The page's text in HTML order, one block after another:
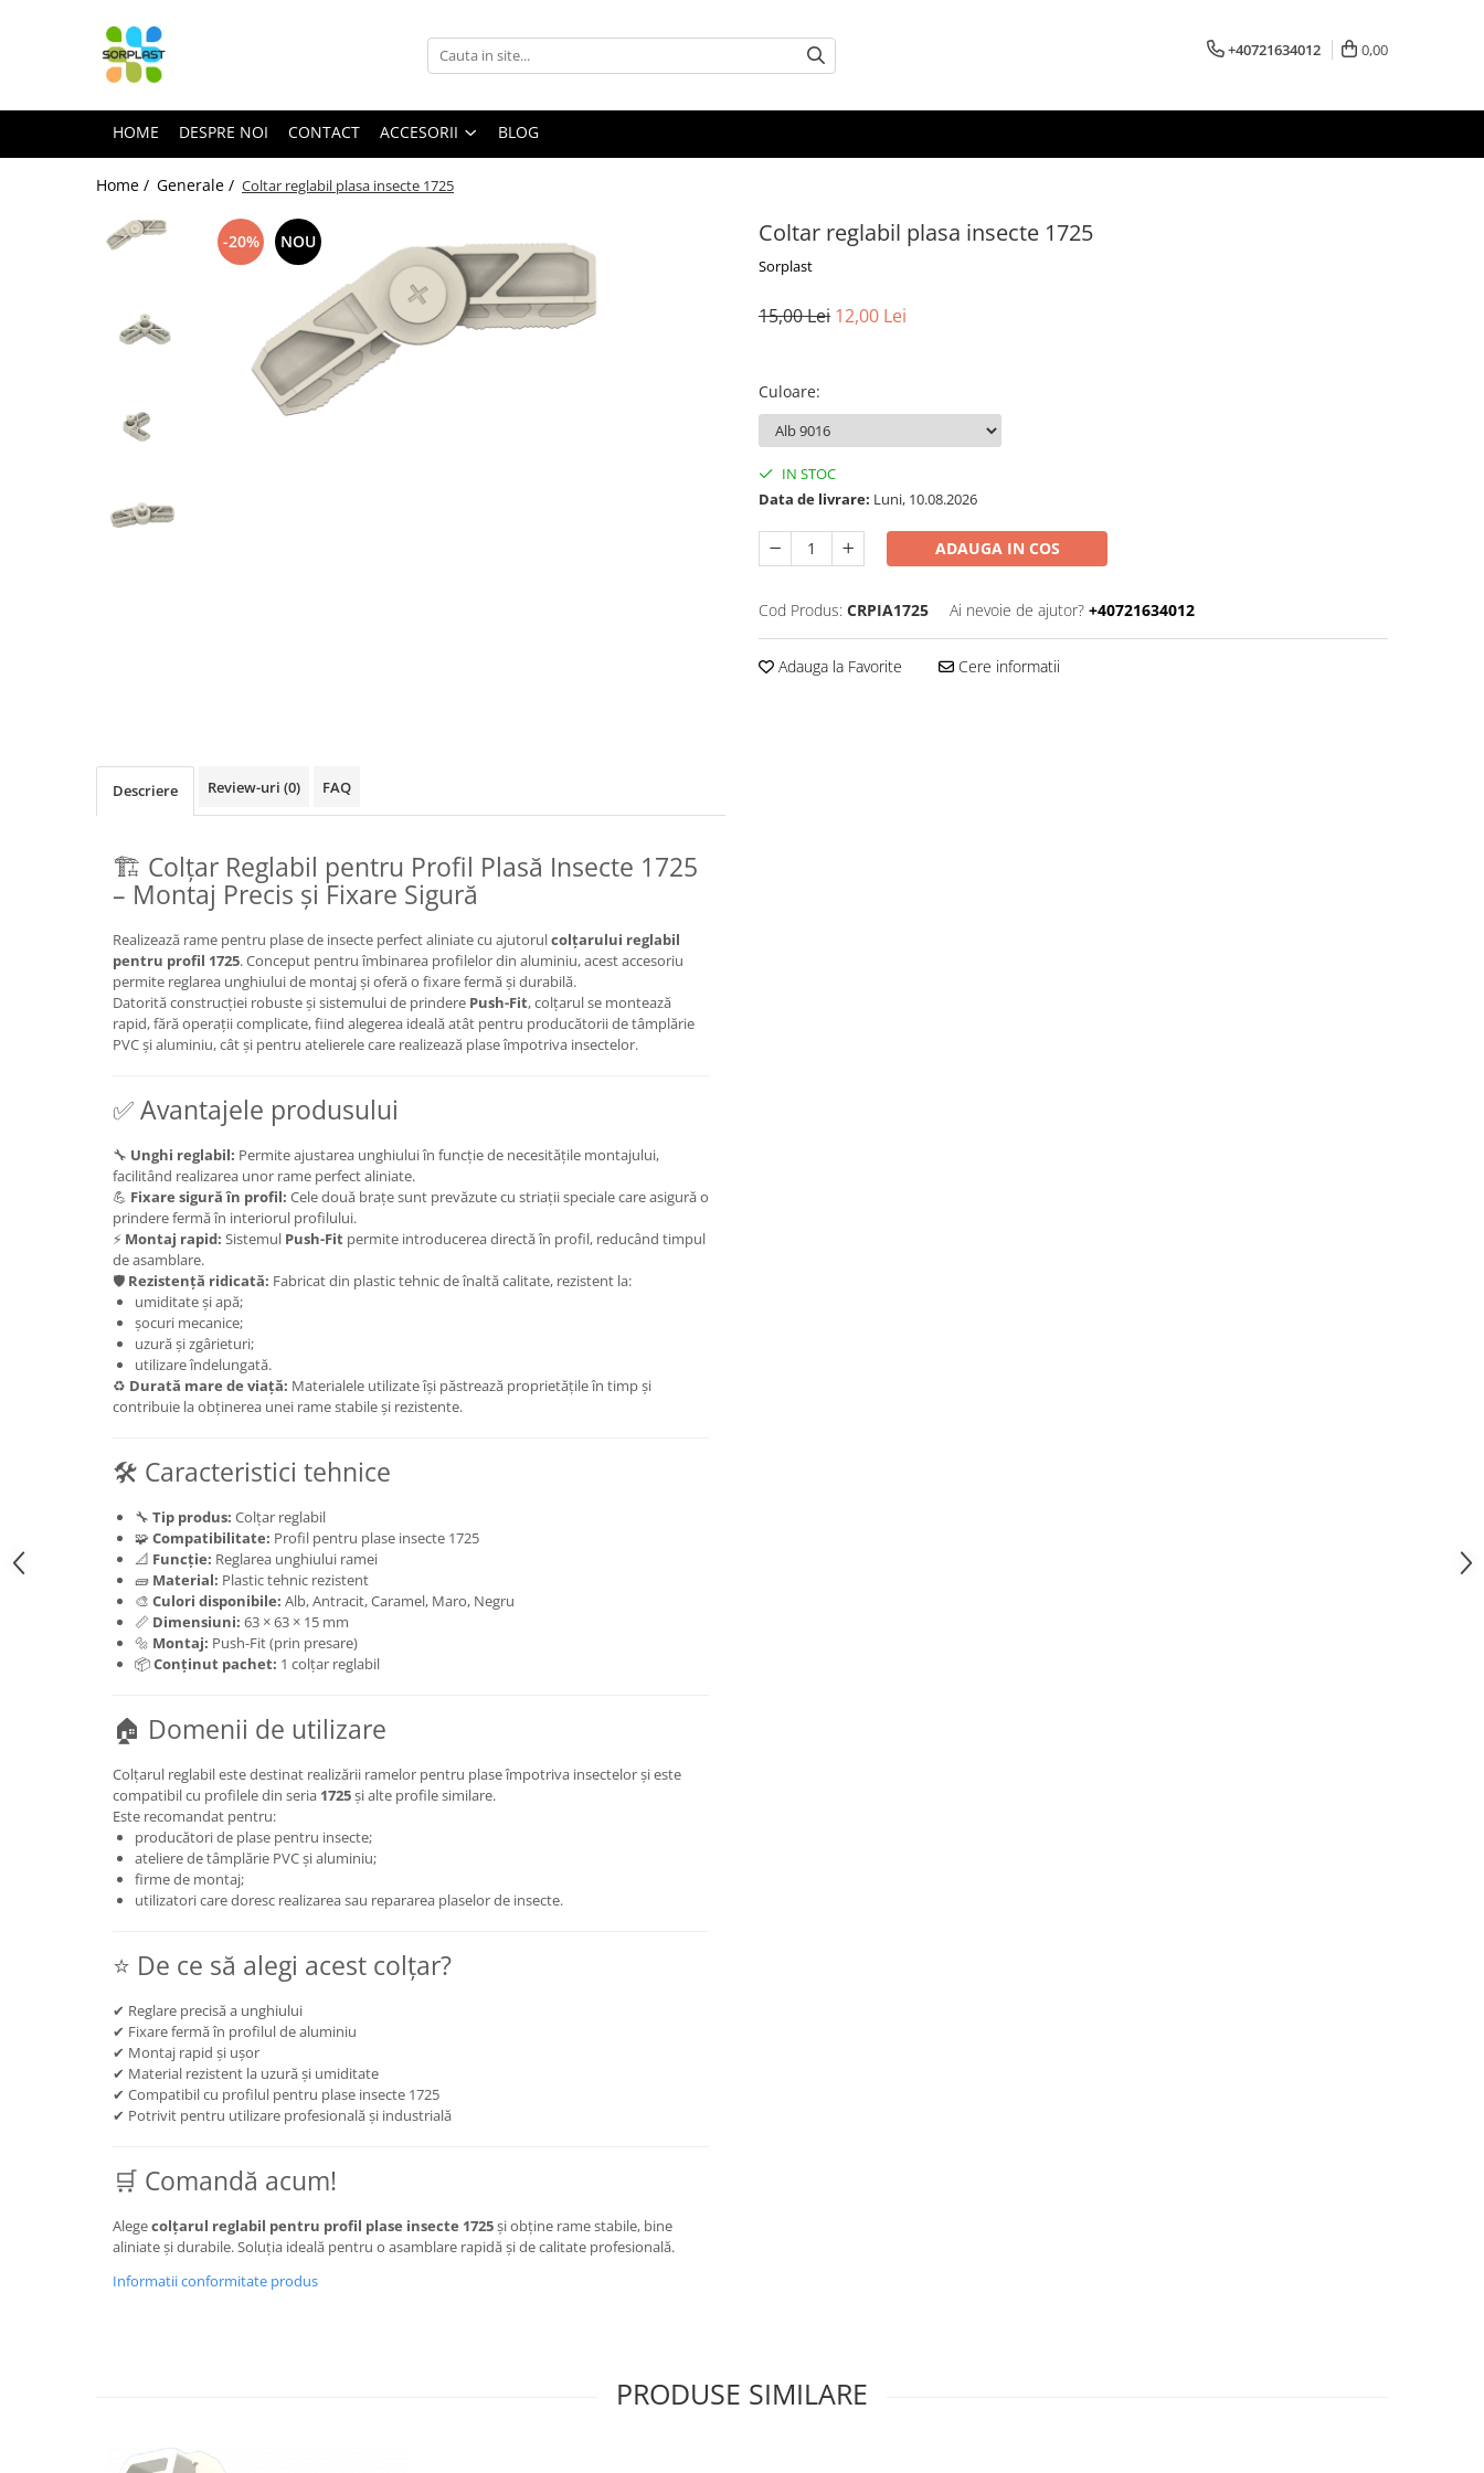
Accesorii
Somiere
+40721634012 0,00
HOME DESPRE NOI CONTACT ACCESORII BLOG
Home / Generale / Coltar reglabil plasa insecte 1725
Coltar reglabil plasa insecte 1725
Sorplast
-20% NOU
15,00 Lei 12,00 Lei
Culoare:
IN STOC
Data de livrare: Luni, 10.08.2026
ADAUGA IN COS
Cod Produs: CRPIA1725 Ai nevoie de ajutor? +40721634012
Adauga la Favorite Cere informatii
Descriere Review-uri (0) FAQ
🏗️ Colțar Reglabil pentru Profil Plasă Insecte 1725
– Montaj Precis și Fixare Sigură
Realizează rame pentru plase de insecte perfect aliniate cu ajutorulcolțarului reglabil
pentru profil 1725. Conceput pentru îmbinarea profilelor din aluminiu, acest accesoriu
permite reglarea unghiului de montaj și oferă o fixare fermă și durabilă.
Datorită construcției robuste și sistemului de prindere Push-Fit, colțarul se montează
rapid, fără operații complicate, fiind alegerea ideală atât pentru producătorii de tâmplărie
PVC și aluminiu, cât și pentru atelierele care realizează plase împotriva insectelor.
✅ Avantajele produsului
🔧 Unghi reglabil: Permite ajustarea unghiului în funcție de necesitățile montajului,
facilitând realizarea unor rame perfect aliniate.
💪 Fixare sigură în profil: Cele două brațe sunt prevăzute cu striații speciale care asigură o
prindere fermă în interiorul profilului.
⚡ Montaj rapid: Sistemul Push-Fit permite introducerea directă în profil, reducând timpul
de asamblare.
🛡️ Rezistență ridicată: Fabricat din plastic tehnic de înaltă calitate, rezistent la:
umiditate și apă;
șocuri mecanice;
uzură și zgârieturi;
utilizare îndelungată.
♻️ Durată mare de viață: Materialele utilizate își păstrează proprietățile în timp și
contribuie la obținerea unei rame stabile și rezistente.
🛠️ Caracteristici tehnice
🔧 Tip produs: Colțar reglabil
🧩Compatibilitate: Profil pentru plase insecte 1725
📐 Funcție: Reglarea unghiului ramei
🧱 Material: Plastic tehnic rezistent
🎨 Culori disponibile: Alb, Antracit, Caramel, Maro, Negru
📏 Dimensiuni: 63 × 63 × 15 mm
🔩 Montaj: Push-Fit (prin presare)
📦Conținut pachet: 1 colțar reglabil
🏠 Domenii de utilizare
Colțarul reglabil este destinat realizării ramelor pentru plase împotriva insectelor și este
compatibil cu profilele din seria 1725și alte profile similare.
Este recomandat pentru:
producători de plase pentru insecte;
ateliere de tâmplărie PVC și aluminiu;
firme de montaj;
utilizatori care doresc realizarea sau repararea plaselor de insecte.
⭐ De ce să alegi acest colțar?
✔ Reglare precisă a unghiului
✔ Fixare fermă în profilul de aluminiu
✔ Montaj rapid și ușor
✔ Material rezistent la uzură și umiditate
✔ Compatibil cu profilul pentru plase insecte 1725
✔ Potrivit pentru utilizare profesională și industrială
🛒 Comandă acum!
Alegecolțarul reglabil pentru profil plase insecte 1725și obține rame stabile, bine
aliniate și durabile. Soluția ideală pentru o asamblare rapidă și de calitate profesională.
Informatii conformitate produs
PRODUSE SIMILARE